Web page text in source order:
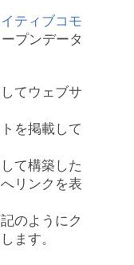
ティブコモ
プンデータ
てウェブサ
を掲載して
て構築した
リンクを表
のようにク
ます。